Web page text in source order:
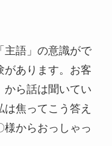
主語」の意識がで
があります。お客
から話は聞いてい
焦ってこう答え
様からおっしゃっ